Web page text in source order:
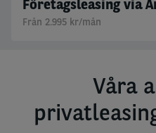
Företagsleasing via
Från 2.995 kr/mån
Våra